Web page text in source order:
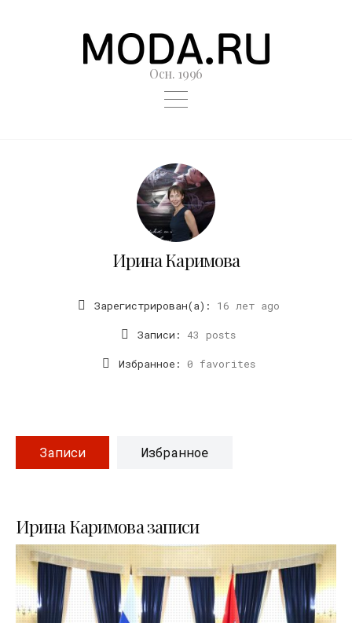
Осн. 1996
Ирина Каримова
Зарегистрирован(а): 16 лет ago
Записи: 43 posts
Избранное: 0 favorites
Записи Избранное
Ирина Каримова записи